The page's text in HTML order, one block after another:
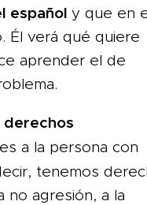
español y que en
Él verá qué quiere
aprender el de
derechos
a la persona con
tenemos
no agresión, a la